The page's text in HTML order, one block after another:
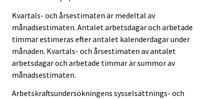
Kvartals- och årsestimaten är medeltal av
månadsestimaten. Antalet arbetsdagar och arbetade
timmar estimeras efter antalet kalenderdagar under
månaden. Kvartals- och årsestimaten av antalet
arbetsdagar och arbetade timmar är summor av
månadsestimaten.
Arbetskraftsundersökningens sysselsättnings- och